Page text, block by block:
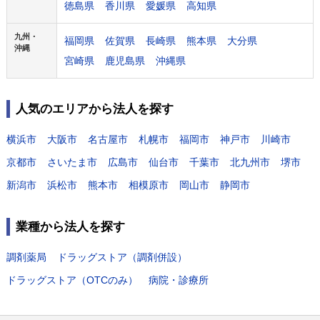
徳島県 香川県 愛媛県 高知県
九州・
沖縄
福岡県 佐賀県 長崎県 熊本県
大分県
宮崎県
鹿児島県 沖縄県
人気のエリアから法人を探す
横浜市 大阪市 名古屋市 札幌市 福岡市 神戸市
川崎市
京都市
さいたま市 広島市 仙台市 千葉市 北九州市
堺市
新潟市
浜松市 熊本市 相模原市 岡山市 静岡市
業種から法人を探す
調剤薬局
ドラッグストア（調剤併設）
ドラッグストア（OTCのみ）
病院・診療所